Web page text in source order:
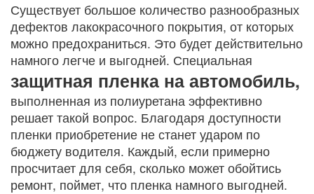
Существует большое количество разнообразных
дефектов лакокрасочного покрытия, от которых
можно предохраниться. Это будет действительно
намного легче и выгодней. Специальная
защитная пленка на автомобиль,
выполненная из полиуретана эффективно
решает такой вопрос. Благодаря доступности
пленки приобретение не станет ударом по
бюджету водителя. Каждый, если примерно
просчитает для себя, сколько может обойтись
ремонт, поймет, что пленка намного выгодней.